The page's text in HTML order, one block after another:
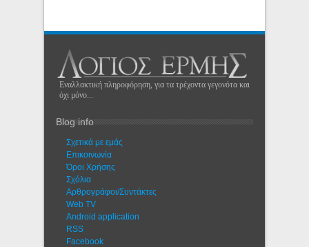
Εναλλακτική πληροφόρηση, για τα τρέχοντα γεγονότα και
όχι μόνο...
Blog info
Σχετικά με εμάς
Eπικοινωνία
Όροι Χρήσης
Σχόλια
Αρθρογράφοι/Συντάκτες
Web TV
Android application
RSS
Facebook